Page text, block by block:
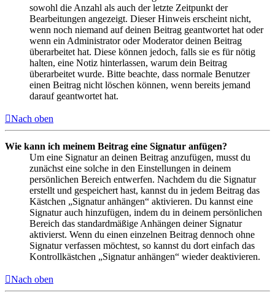
sowohl die Anzahl als auch der letzte Zeitpunkt der
Bearbeitungen angezeigt. Dieser Hinweis erscheint nicht,
wenn noch niemand auf deinen Beitrag geantwortet hat oder
wenn ein Administrator oder Moderator deinen Beitrag
überarbeitet hat. Diese können jedoch, falls sie es für nötig
halten, eine Notiz hinterlassen, warum dein Beitrag
überarbeitet wurde. Bitte beachte, dass normale Benutzer
einen Beitrag nicht löschen können, wenn bereits jemand
darauf geantwortet hat.
Nach oben
Wie kann ich meinem Beitrag eine Signatur anfügen?
Um eine Signatur an deinen Beitrag anzufügen, musst du
zunächst eine solche in den Einstellungen in deinem
persönlichen Bereich entwerfen. Nachdem du die Signatur
erstellt und gespeichert hast, kannst du in jedem Beitrag das
Kästchen „Signatur anhängen“ aktivieren. Du kannst eine
Signatur auch hinzufügen, indem du in deinem persönlichen
Bereich das standardmäßige Anhängen deiner Signatur
aktivierst. Wenn du einen einzelnen Beitrag dennoch ohne
Signatur verfassen möchtest, so kannst du dort einfach das
Kontrollkästchen „Signatur anhängen“ wieder deaktivieren.
Nach oben